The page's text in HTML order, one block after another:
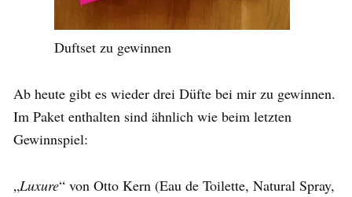
Duftset zu gewinnen
Ab heute gibt es wieder drei Düfte bei mir zu gewinnen.
Im Paket enthalten sind ähnlich wie beim letzten
Gewinnspiel:
„Luxure“ von Otto Kern (Eau de Toilette, Natural Spray,